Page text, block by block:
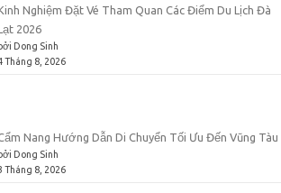
Nghiệm Đặt Vé Tham Quan Các Điểm Du Lịch Đà
2026
Dong Sinh
Tháng 8, 2026
Nang Hướng Dẫn Di Chuyển Tối Ưu Đến Vũng Tàu
Dong Sinh
Tháng 8, 2026